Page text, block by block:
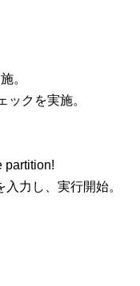
。
ックを実施。
partition!
力し、実行開始。